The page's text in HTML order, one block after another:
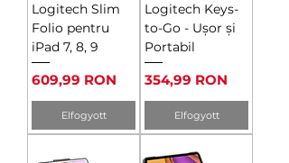
Logitech Slim
Folio pentru
iPad 7, 8, 9
Ár
609,99 RON
Elfogyott
Logitech Keys-
to-Go - Ușor și
Portabil
Ár
354,99 RON
Elfogyott